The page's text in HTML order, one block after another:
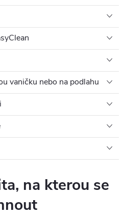
vaničku nebo na podlahu
na kterou se